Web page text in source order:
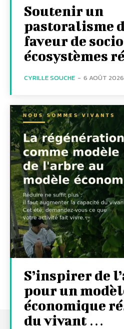
Soutenir un
pastoralisme
faveur de
écosystèmes
CYRILLE SOUCHE - 6 AOÛT 2026
S’inspirer de
pour un
économique
du vivant …